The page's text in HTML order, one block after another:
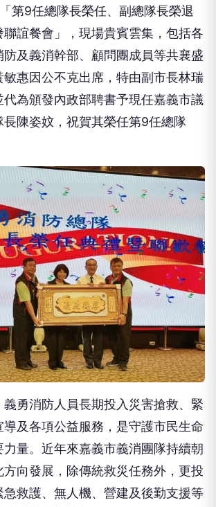
第9任總隊長榮任、副總隊長榮退
誼餐會」，現場貴賓雲集，包括各
及義消幹部、顧問團成員等共襄盛
惠因公不克出席，特由副市長林瑞
代為頒發內政部聘書予現任嘉義市議
陳姿妏，祝賀其榮任第9任總隊
勇消防人員長期投入災害搶救、緊
導及各項公益服務，是守護市民生命
力量。近年來嘉義市義消團隊持續朝
向發展，除傳統救災任務外，更投
急救護、無人機、營建及後勤支援等